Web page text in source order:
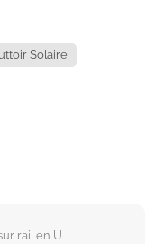
Solaire
rail en U